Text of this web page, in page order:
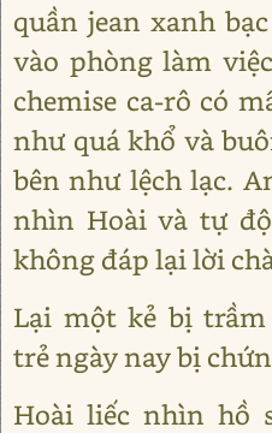
quần jean xanh
vào phòng làm
chemise ca-rô có
như quá khổ và
bên như lệch lạc.
nhìn Hoài và tự
không đáp lại lời
Lại một kẻ bị
trẻ ngày nay bị
Hoài liếc nhìn hồ